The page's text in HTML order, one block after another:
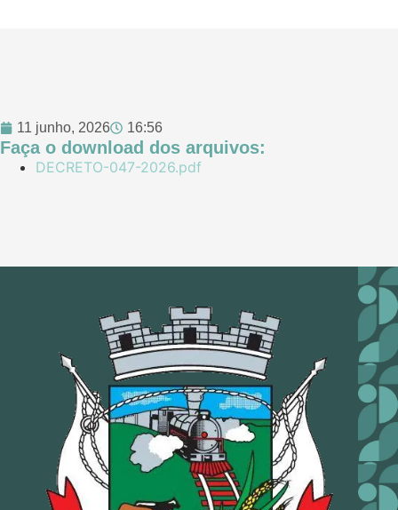
11 junho, 2026 16:56
Faça o download dos arquivos:
DECRETO-047-2026.pdf